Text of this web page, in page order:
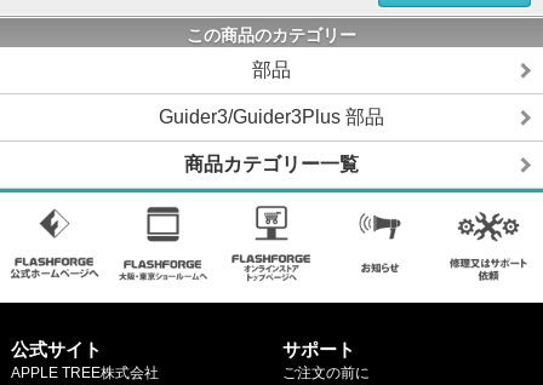
この商品のカテゴリー
部品
Guider3/Guider3Plus 部品
商品カテゴリー一覧
公式サイト
APPLE TREE株式会社
サポート
ご注文の前に